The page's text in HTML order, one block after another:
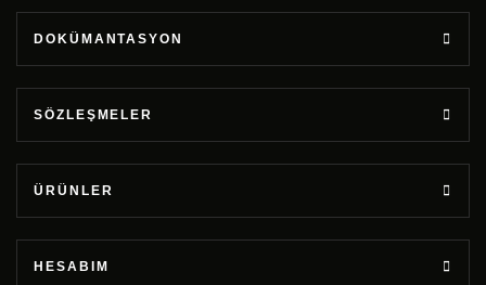
DOKÜMANTASYON
SÖZLEŞMELER
ÜRÜNLER
HESABIM